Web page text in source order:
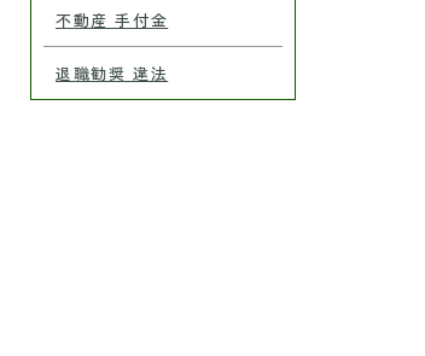
不動産 手付金
退職勧奨 違法